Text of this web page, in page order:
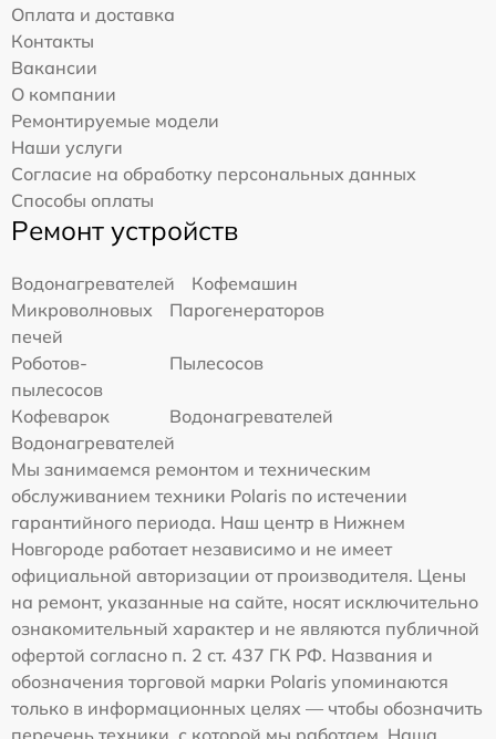
Оплата и доставка
Контакты
Вакансии
О компании
Ремонтируемые модели
Наши услуги
Согласие на обработку персональных данных
Способы оплаты
Ремонт устройств
Водонагревателей
Кофемашин
Микроволновых
печей
Парогенераторов
Роботов-
пылесосов
Пылесосов
Кофеварок
Водонагревателей
Водонагревателей
Мы занимаемся ремонтом и техническим
обслуживанием техники Polaris по истечении
гарантийного периода. Наш центр в Нижнем
Новгороде работает независимо и не имеет
официальной авторизации от производителя. Цены
на ремонт, указанные на сайте, носят исключительно
ознакомительный характер и не являются публичной
офертой согласно п. 2 ст. 437 ГК РФ. Названия и
обозначения торговой марки Polaris упоминаются
только в информационных целях — чтобы обозначить
перечень техники, с которой мы работаем. Наша